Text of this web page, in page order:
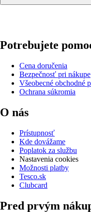
Potrebujete
Cena doručenia
Bezpečnosť pri nákupe
Všeobecné obchodné
Ochrana súkromia
O nás
Prístupnosť
Kde dovážame
Poplatok za službu
Nastavenia cookies
Možnosti platby
Tesco.sk
Clubcard
Pred prvým